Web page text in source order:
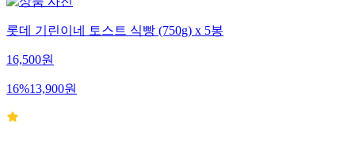
롯데 기린이네 토스트 식빵 (750g) x 5봉
16,500원
16%13,900원